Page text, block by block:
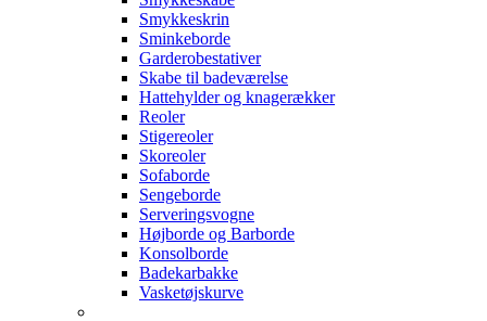
Smykkeskrin
Sminkeborde
Garderobestativer
Skabe til badeværelse
Hattehylder og knagerækker
Reoler
Stigereoler
Skoreoler
Sofaborde
Sengeborde
Serveringsvogne
Højborde og Barborde
Konsolborde
Badekarbakke
Vasketøjskurve